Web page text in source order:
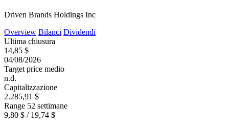
Driven Brands Holdings Inc
Overview Bilanci Dividendi
Ultima chiusura
14,85 $
04/08/2026
Target price medio
n.d.
Capitalizzazione
2.285,91 $
Range 52 settimane
9,80 $ / 19,74 $